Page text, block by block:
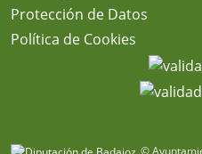
Protección de Datos
Política de Cookies